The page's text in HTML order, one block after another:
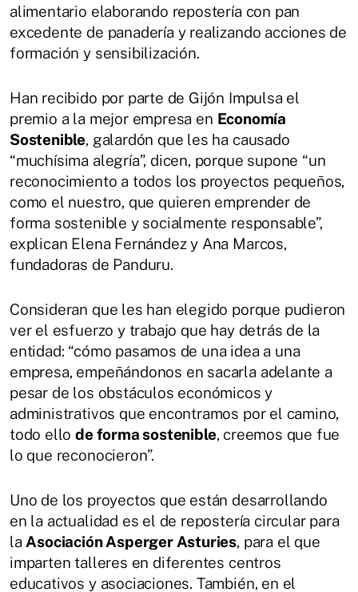
alimentario elaborando repostería con pan
excedente de panadería y realizando acciones de
formación y sensibilización.
Han recibido por parte de Gijón Impulsa el
premio a la mejor empresa en Economía
Sostenible, galardón que les ha causado
“muchísima alegría”, dicen, porque supone “un
reconocimiento a todos los proyectos pequeños,
como el nuestro, que quieren emprender de
forma sostenible y socialmente responsable”,
explican Elena Fernández y Ana Marcos,
fundadoras de Panduru.
Consideran que les han elegido porque pudieron
ver el esfuerzo y trabajo que hay detrás de la
entidad: “cómo pasamos de una idea a una
empresa, empeñándonos en sacarla adelante a
pesar de los obstáculos económicos y
administrativos que encontramos por el camino,
todo ellode forma sostenible, creemos que fue
lo que reconocieron”.
Uno de los proyectos que están desarrollando
en la actualidad es el de repostería circular para
la Asociación Asperger Asturies, para el que
imparten talleres en diferentes centros
educativos y asociaciones. También, en el